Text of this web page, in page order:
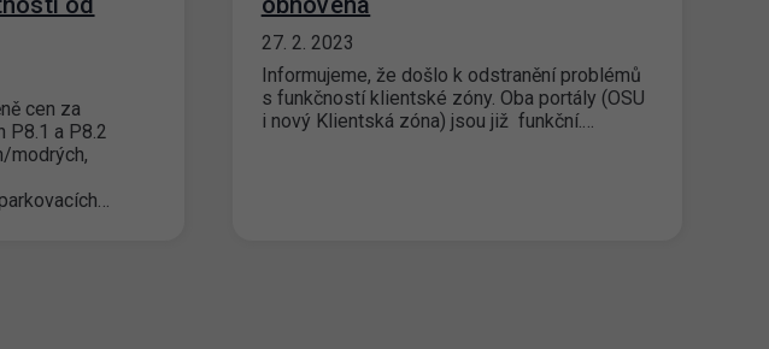
cen za
P8.1 a P8.2
modrých,
27. 2. 2023
Informujeme, že došlo k odstranění problémů
s funkčností klientské zóny. Oba portály (OSU
i nový Klientská zóna) jsou již funkční.…